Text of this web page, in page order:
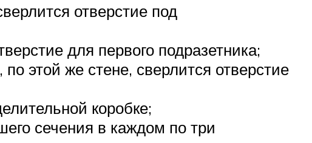
отверстие под
для первого подразетника;
этой же стене, сверлится отверстие
коробке;
сечения в каждом по три